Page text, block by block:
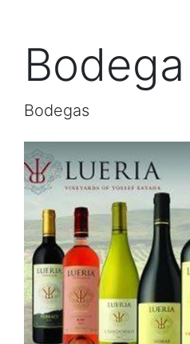
Bodegas